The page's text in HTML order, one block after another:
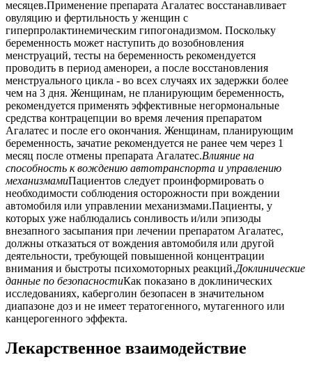
месяцев.Применение препарата Агалатес восстанавливает
овуляцию и фертильность у женщин с
гиперпролактинемическим гипогонадизмом. Поскольку
беременность может наступить до возобновления
менструаций, тесты на беременность рекомендуется
проводить в период аменореи, а после восстановления
менструального цикла - во всех случаях их задержки более
чем на 3 дня. Женщинам, не планирующим беременность,
рекомендуется применять эффективные негормональные
средства контрацепции во время лечения препаратом
Агалатес и после его окончания. Женщинам, планирующим
беременность, зачатие рекомендуется не ранее чем через 1
месяц после отмены препарата Агалатес.Влияние на
способность к вождению автотранспорта и управлению
механизмамиПациентов следует проинформировать о
необходимости соблюдения осторожности при вождении
автомобиля или управлении механизмами.Пациенты, у
которых уже наблюдались сонливость и/или эпизоды
внезапного засыпания при лечении препаратом Агалатес,
должны отказаться от вождения автомобиля или другой
деятельности, требующей повышенной концентрации
внимания и быстроты психомоторных реакций.Доклинические
данные по безопасностиКак показано в доклинических
исследованиях, каберголин безопасен в значительном
диапазоне доз и не имеет тератогенного, мутагенного или
канцерогенного эффекта.
Лекарственное взаимодействие